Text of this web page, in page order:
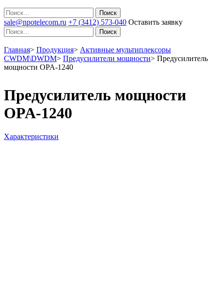
Поиск
sale@npotelecom.ru +7 (3412) 573-040 Оставить заявку
Поиск
Главная> Продукция> Активные мультиплексоры
CWDM\DWDM> Предусилители мощности> Предусилитель
мощности OPA-1240
Предусилитель мощности
OPA-1240
Характеристики